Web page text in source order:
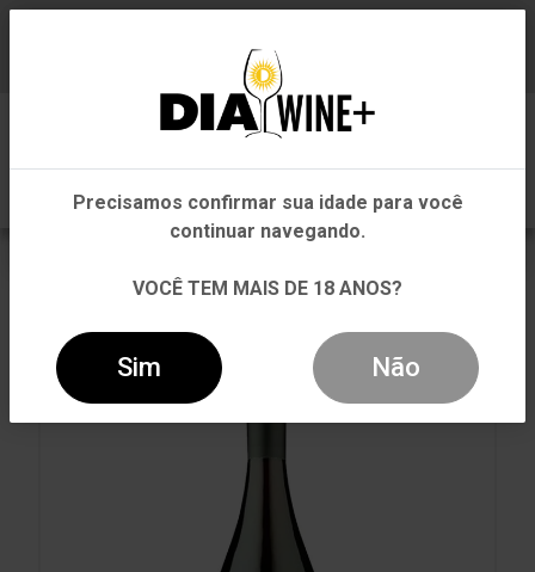
VINHO CASAS DEL TOQUI PINOT NOIR RESERVA TINTO
Em que Estado você está?
Pernambuco
Outros Estados
Precisamos confirmar sua idade para você
continuar navegando.
VOCÊ TEM MAIS DE 18 ANOS?
Sim Não